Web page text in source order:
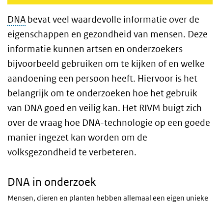
DNA bevat veel waardevolle informatie over de
eigenschappen en gezondheid van mensen. Deze
informatie kunnen artsen en onderzoekers
bijvoorbeeld gebruiken om te kijken of en welke
aandoening een persoon heeft. Hiervoor is het
belangrijk om te onderzoeken hoe het gebruik
van DNA goed en veilig kan. Het RIVM buigt zich
over de vraag hoe DNA-technologie op een goede
manier ingezet kan worden om de
volksgezondheid te verbeteren.
DNA in onderzoek
Mensen, dieren en planten hebben allemaal een eigen unieke